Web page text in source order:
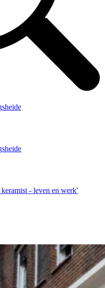
- leven en werk'